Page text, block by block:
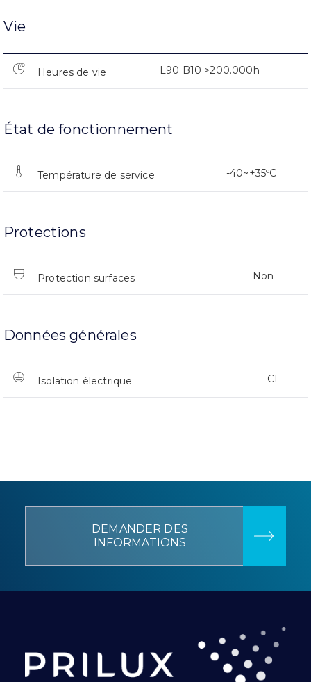
Vie
Heures de vie L90 B10 >200.000h
État de fonctionnement
Température de service -40~+35ºC
Protections
Protection surfaces Non
Données générales
Isolation électrique CI
DEMANDER DES
INFORMATIONS